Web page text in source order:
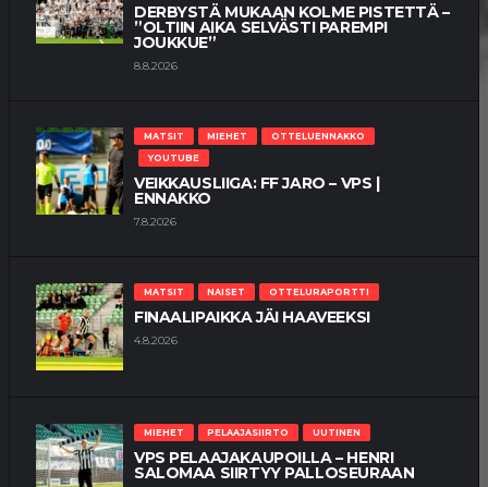
DERBYSTÄ MUKAAN KOLME PISTETTÄ –
”OLTIIN AIKA SELVÄSTI PAREMPI
JOUKKUE”
8.8.2026
MATSIT MIEHET
OTTELUENNAKKO
YOUTUBE
VEIKKAUSLIIGA: FF JARO – VPS |
ENNAKKO
7.8.2026
MATSIT NAISET OTTELURAPORTTI
FINAALIPAIKKA JÄI HAAVEEKSI
4.8.2026
MIEHET PELAAJASIIRTO UUTINEN
VPS PELAAJAKAUPOILLA – HENRI
SALOMAA SIIRTYY PALLOSEURAAN